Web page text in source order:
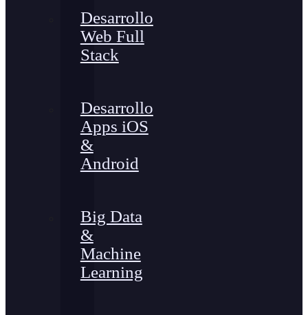
Desarrollo
Web Full
Stack
Desarrollo
Apps iOS
&
Android
Big Data
&
Machine
Learning